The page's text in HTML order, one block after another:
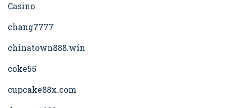
Casino
chang7777
chinatown888.win
coke55
cupcake88x.com